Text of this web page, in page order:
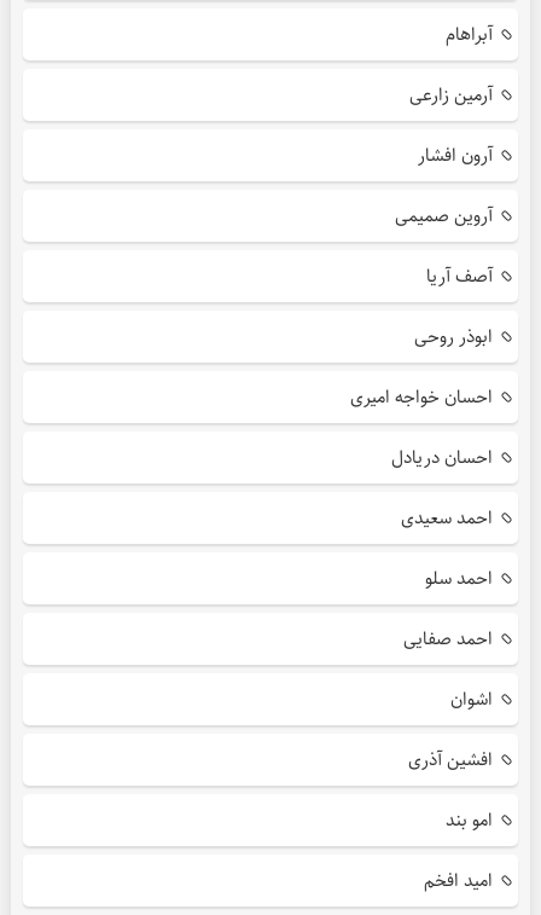
آبراهام
آرمین زارعی
آرون افشار
آروین صمیمی
آصف آریا
ابوذر روحی
احسان خواجه امیری
احسان دریادل
احمد سعیدی
احمد سلو
احمد صفایی
اشوان
افشین آذری
امو بند
امید افخم